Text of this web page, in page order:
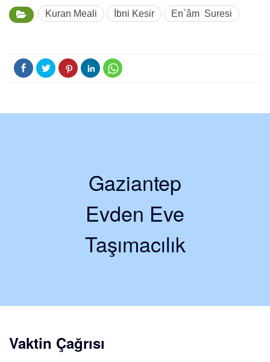
Kuran Meali İbni Kesir En`âm Suresi
Gaziantep
Evden Eve
Taşımacılık
Vaktin Çağrısı